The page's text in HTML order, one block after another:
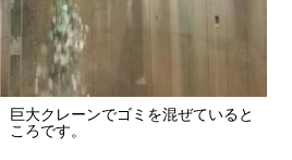
巨大クレーンでゴミを混ぜていると
ころです。